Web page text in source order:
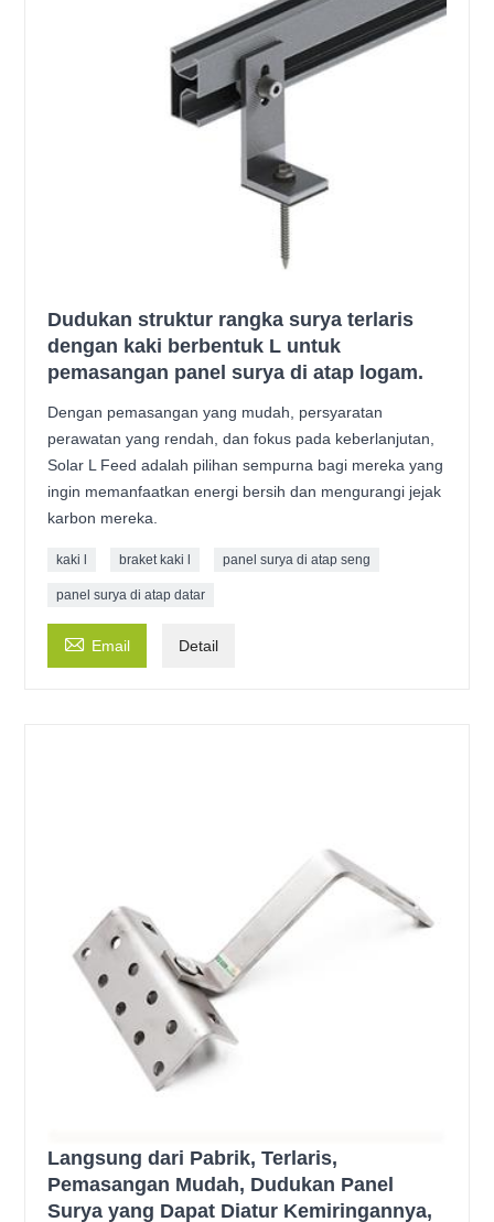
Dudukan struktur rangka surya terlaris
dengan kaki berbentuk L untuk
pemasangan panel surya di atap logam.
Dengan pemasangan yang mudah, persyaratan
perawatan yang rendah, dan fokus pada keberlanjutan,
Solar L Feed adalah pilihan sempurna bagi mereka yang
ingin memanfaatkan energi bersih dan mengurangi jejak
karbon mereka.
kaki l braket kaki l panel surya di atap seng
panel surya di atap datar
 Email Detail
Langsung dari Pabrik, Terlaris,
Pemasangan Mudah, Dudukan Panel
Surya yang Dapat Diatur Kemiringannya,